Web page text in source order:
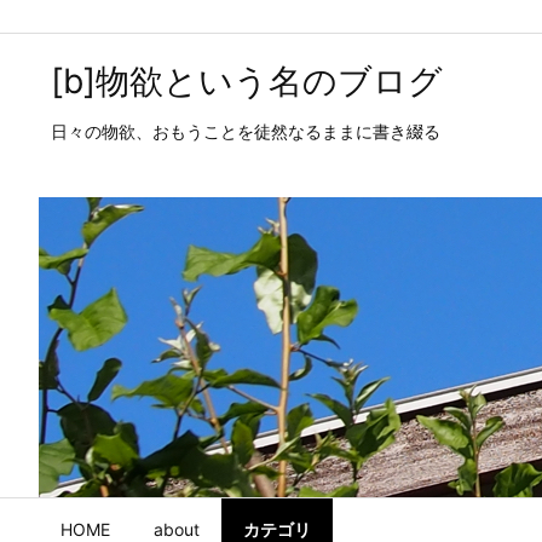
[b]物欲という名のブログ
日々の物欲、おもうことを徒然なるままに書き綴る
HOME about カテゴリ